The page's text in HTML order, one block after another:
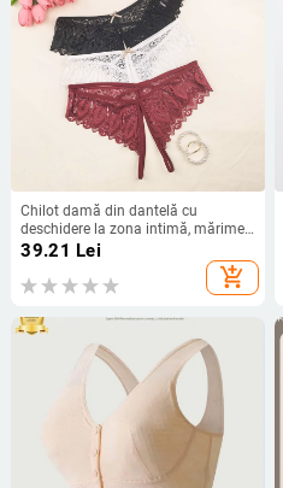
Chilot damă din dantelă cu
deschidere la zona intimă, mărime
plus, talie joasă, respirabil
39.21 Lei
add_shopping_cart